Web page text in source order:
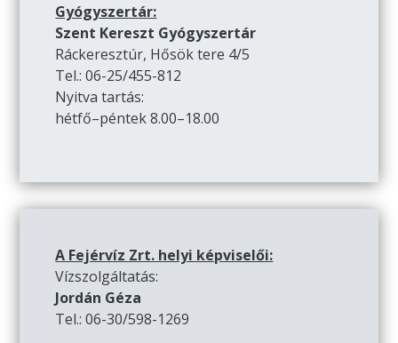
Gyógyszertár:
Szent Kereszt Gyógyszertár
Ráckeresztúr, Hősök tere 4/5
Tel.: 06-25/455-812
Nyitva tartás:
hétfő–péntek 8.00–18.00
A Fejérvíz Zrt. helyi képviselői:
Vízszolgáltatás:
Jordán Géza
Tel.: 06-30/598-1269